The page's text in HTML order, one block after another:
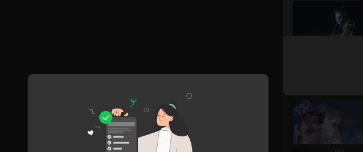
好康資訊